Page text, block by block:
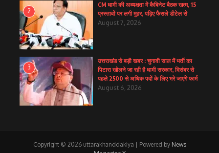
2
CM धामी की अध्यक्षता में कैबिनेट बैठक खत्म, 15
प्रस्तावों पर लगी मुहर, पढ़िए फैसले डीटेल से
August 7, 2026
3
उत्तराखंड से बड़ी खबर : चुनावी साल में भर्ती का
पिटारा खोलने जा रही है धामी सरकार, दिसंबर से
पहले 2500 से अधिक पदों के लिए भरे जाएंगे फार्म
August 6, 2026
Copyright © 2026 uttarakhanddakiya | Powered by News